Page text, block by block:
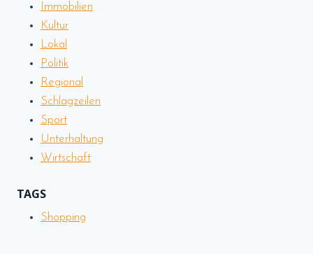
Immobilien
Kultur
Lokal
Politik
Regional
Schlagzeilen
Sport
Unterhaltung
Wirtschaft
TAGS
Shopping